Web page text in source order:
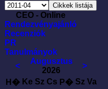
CEO - Online
Rendezvényajánló
Recenziók
PR
Tanulmányok
<
Augusztus
2026
>
H� Ke Sz Cs P� Sz Va